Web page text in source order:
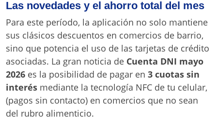
Las novedades y el ahorro total del mes
Para este período, la aplicación no solo mantiene
sus clásicos descuentos en comercios de barrio,
sino que potencia el uso de las tarjetas de crédito
asociadas. La gran noticia de Cuenta DNI mayo
2026 es la posibilidad de pagar en 3 cuotas sin
interés mediante la tecnología NFC de tu celular,
(pagos sin contacto) en comercios que no sean
del rubro alimenticio.